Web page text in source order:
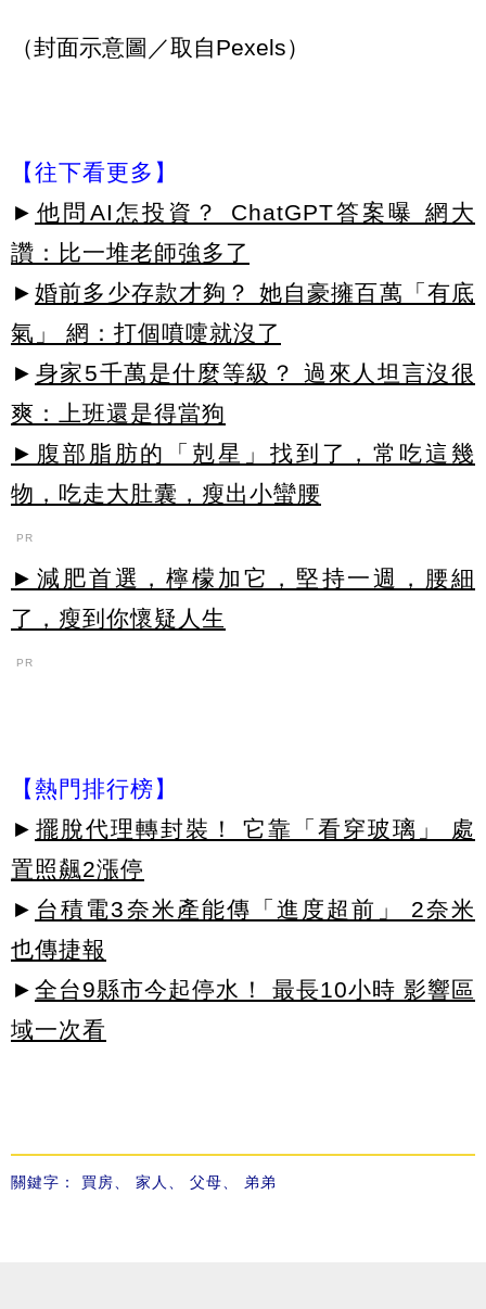
（封面示意圖／取自Pexels）
【往下看更多】
► 他問AI怎投資？ ChatGPT答案曝 網大
讚：比一堆老師強多了
► 婚前多少存款才夠？ 她自豪擁百萬「有底
氣」 網：打個噴嚏就沒了
► 身家5千萬是什麼等級？ 過來人坦言沒很
爽：上班還是得當狗
►腹部脂肪的「剋星」找到了，常吃這幾
物，吃走大肚囊，瘦出小蠻腰
PR
►減肥首選，檸檬加它，堅持一週，腰細
了，瘦到你懷疑人生
PR
【熱門排行榜】
► 擺脫代理轉封裝！ 它靠「看穿玻璃」 處
置照飆2漲停
► 台積電3奈米產能傳「進度超前」 2奈米
也傳捷報
► 全台9縣市今起停水！ 最長10小時 影響區
域一次看
關鍵字： 買房 家人 父母 弟弟